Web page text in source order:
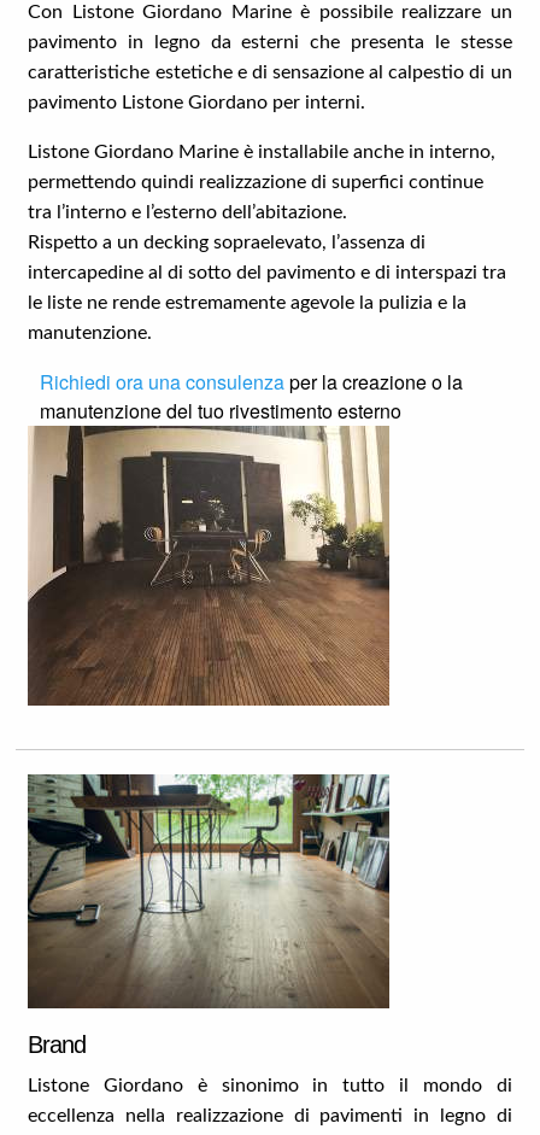
Con Listone Giordano Marine è possibile realizzare un
pavimento in legno da esterni che presenta le stesse
caratteristiche estetiche e di sensazione al calpestio di un
pavimento Listone Giordano per interni.
Listone Giordano Marine è installabile anche in interno,
permettendo quindi realizzazione di superfici continue
tra l’interno e l’esterno dell’abitazione.
Rispetto a un decking sopraelevato, l’assenza di
intercapedine al di sotto del pavimento e di interspazi tra
le liste ne rende estremamente agevole la pulizia e la
manutenzione.
Richiedi ora una consulenzaper la creazione o la
manutenzione del tuo rivestimento esterno
Brand
Listone Giordano è sinonimo in tutto il mondo di
eccellenza nella realizzazione di pavimenti in legno di